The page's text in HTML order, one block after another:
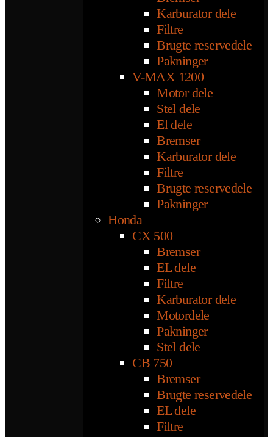
Karburator dele
Filtre
Brugte reservedele
Pakninger
V-MAX 1200
Motor dele
Stel dele
El dele
Bremser
Karburator dele
Filtre
Brugte reservedele
Pakninger
Honda
CX 500
Bremser
EL dele
Filtre
Karburator dele
Motordele
Pakninger
Stel dele
CB 750
Bremser
Brugte reservedele
EL dele
Filtre